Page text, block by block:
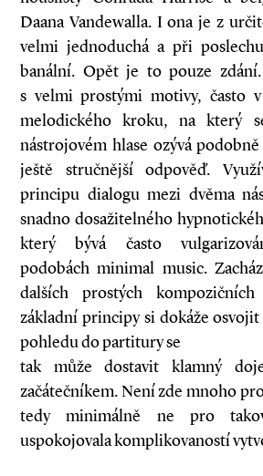
Daana Vandewalla. I ona je z
velmi jednoduchá a při
banální. Opět je to pouze
s velmi prostými motivy, často
melodického kroku, na který
nástrojovém hlase ozývá
ještě stručnější odpověď.
principu dialogu mezi dvěma
snadno dosažitelného
který bývá často
podobách minimal music.
dalších prostých
základní principy si dokáže
pohledu do partitury se
tak může dostavit klamný
začátečníkem. Není zde mnoho
tedy minimálně ne pro
uspokojovala komplikovaností